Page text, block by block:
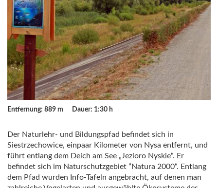
Entfernung: 889 m Dauer: 1:30 h
Der Naturlehr- und Bildungspfad befindet sich in
Siestrzechowice, einpaar Kilometer von Nysa entfernt, und
führt entlang dem Deich am See „Jezioro Nyskie“. Er
befindet sich im Naturschutzgebiet ”Natura 2000“. Entlang
dem Pfad wurden Info-Tafeln angebracht, auf denen man